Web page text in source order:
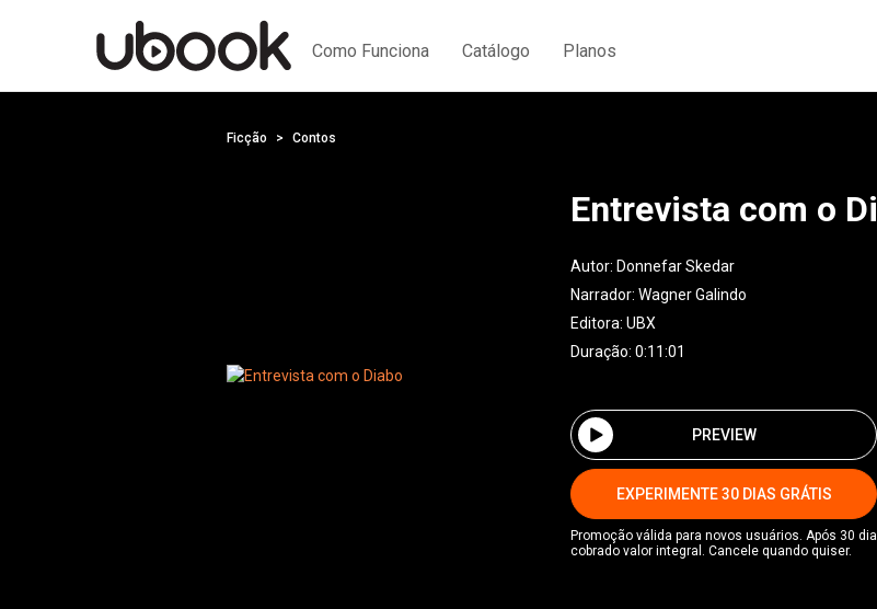
Como Funciona Catálogo Planos
Ficção Contos
Entrevista com o
Autor: Donnefar Skedar
Narrador: Wagner Galindo
Editora: UBX
Duração: 0:11:01
PREVIEW
EXPERIMENTE 30 DIAS GRÁTIS
Promoção válida para novos usuários. Após 30
cobrado valor integral. Cancele quando quiser.